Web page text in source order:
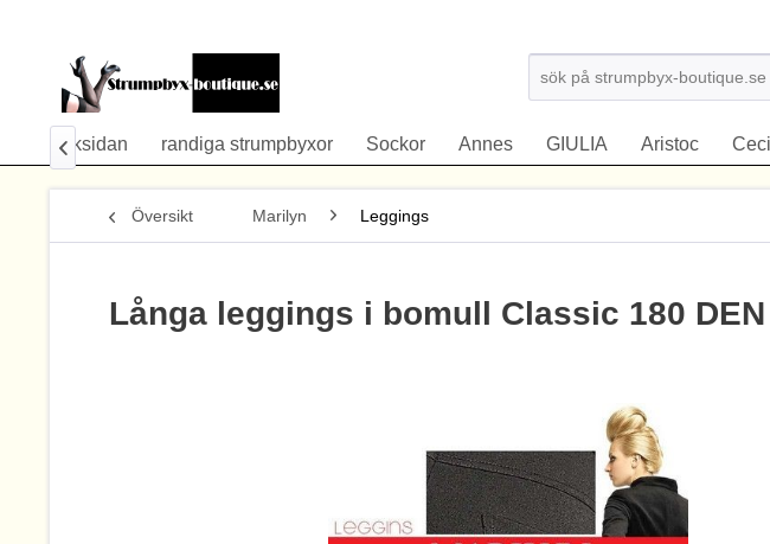
på baksidan randiga strumpbyxor Sockor Annes GIULIA Aristoc

Översikt Marilyn Leggings
Långa leggings i bomull Classic 180